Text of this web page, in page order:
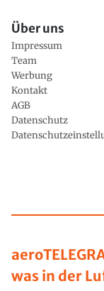
was in der
Über uns
Impressum
Team
Werbung
Kontakt
AGB
Datenschutz